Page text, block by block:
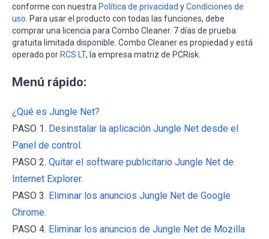
conforme con nuestra Política de privacidad yCondiciones de
uso . Para usar el producto con todas las funciones, debe
comprar una licencia para Combo Cleaner. 7 días de prueba
gratuita limitada disponible. Combo Cleaner es propiedad y está
operado por RCS LT, la empresa matriz de PCRisk.
Menú rápido:
¿Qué es Jungle Net?
PASO 1. Desinstalar la aplicación Jungle Net desde el
Panel de control.
PASO 2. Quitar el software publicitario Jungle Net de
Internet Explorer.
PASO 3. Eliminar los anuncios Jungle Net de Google
Chrome.
PASO 4. Eliminar los anuncios de Jungle Net de Mozilla